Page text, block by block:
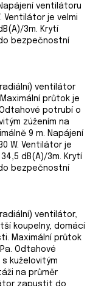
ventilátoru
Ventilátor je velmi
3m. Krytí
bezpečnostní
ventilátor
průtok je
Odtahové potrubí o
zúžením na
9 m. Napájení
W. Ventilátor je
dB(A)/3m. Krytí
bezpečnostní
ventilátor,
koupelny, domácí
Maximální průtok
Odtahové
s kuželovitým
na průměr